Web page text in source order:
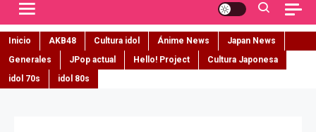
Inicio AKB48 Cultura idol Ánime News
Japan News
Generales
JPop actual Hello! Project
Cultura Japonesa
idol 70s
idol 80s